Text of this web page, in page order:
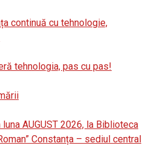
continuă cu tehnologie,
tehnologia, pas cu pas!
AUGUST 2026, la Biblioteca
Constanța – sediul central